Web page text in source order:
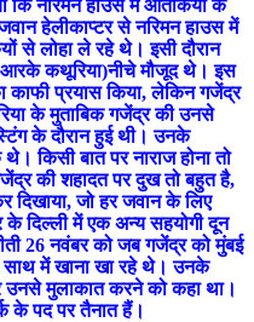
कि नरिमन हाउस में आतंकियों के
हेलीकाप्टर से नरिमन हाउस में
से लोहा ले रहे थे। इसी दौरान
कथूरिया)नीचे मौजूद थे। इस
काफी प्रयास किया, लेकिन गजेंद्र
के मुताबिक गजेंद्र की उनसे
के दौरान हुई थी। उनके
किसी बात पर नाराज होना तो
की शहादत पर दुख तो बहुत है,
दिखाया, जो हर जवान के लिए
के दिल्ली में एक अन्य सहयोगी दून
26 नवंबर को जब गजेंद्र को मुंबई
साथ में खाना खा रहे थे। उनके
मुलाकात करने को कहा था।
के पद पर तैनात हैं।